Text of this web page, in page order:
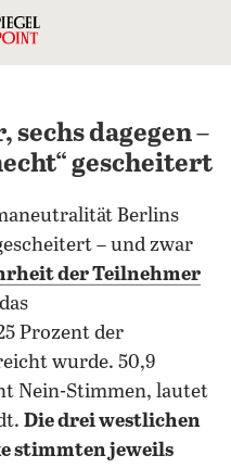
sechs dagegen –
gescheitert
Berlins
– und zwar
der Teilnehmer
Prozent der
wurde. 50,9
Nein-Stimmen, lautet
Die drei westlichen
stimmten jeweils